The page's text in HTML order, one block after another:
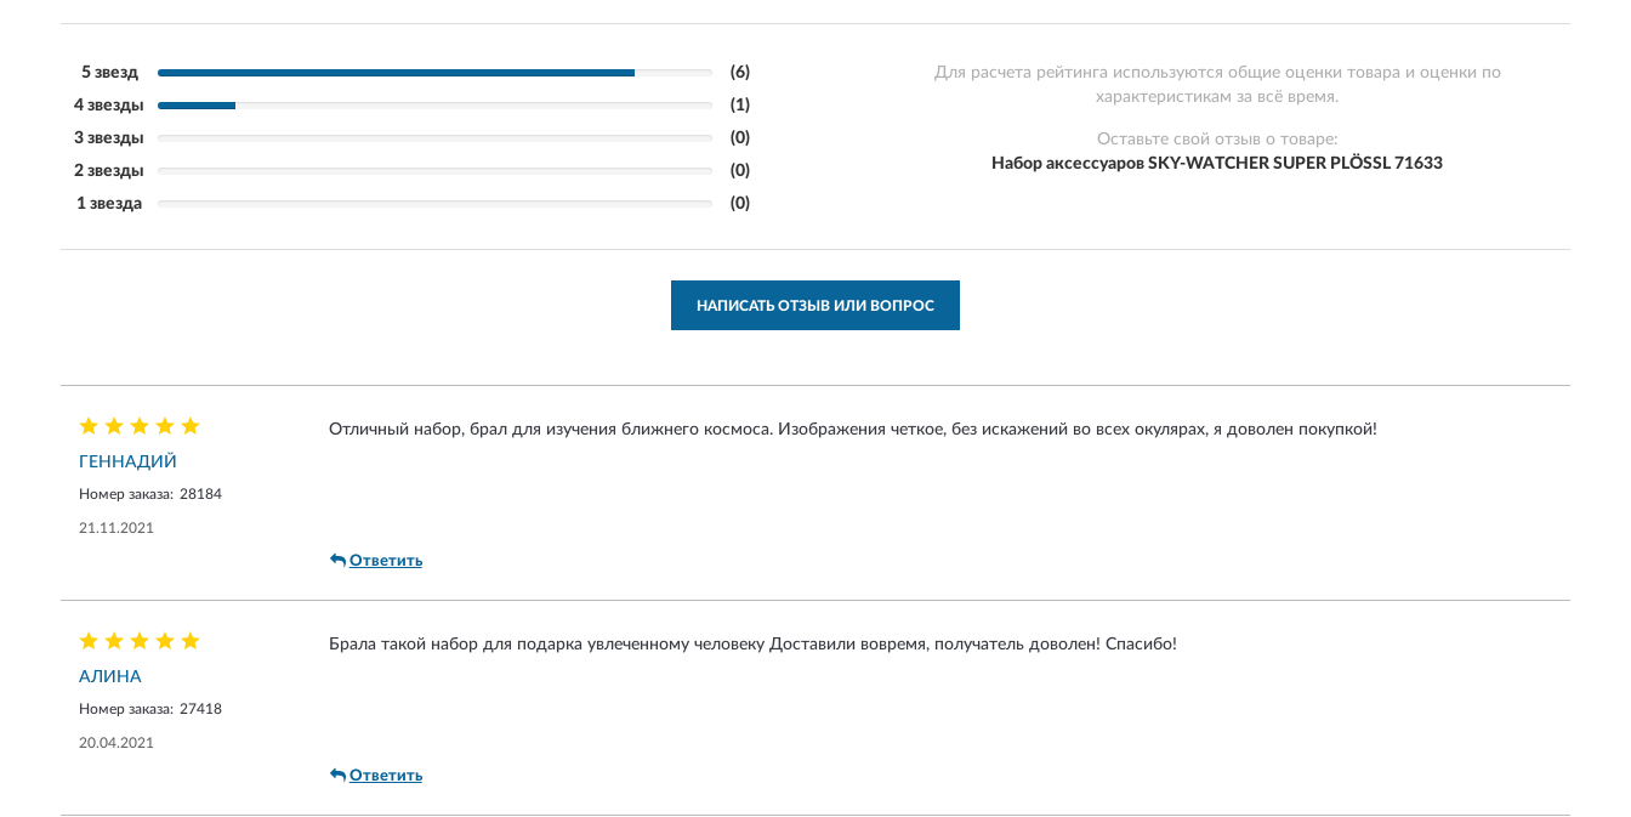
5 звезд
(6)
4 звезды
(1)
3 звезды
(0)
2 звезды
(0)
1 звезда
(0)
Для расчета рейтинга используются общие оценки товара и оценки по
характеристикам за всё время.
Оставьте свой отзыв о товаре:
Набор аксессуаров SKY-WATCHER SUPER PLÖSSL 71633
НАПИСАТЬ ОТЗЫВ ИЛИ ВОПРОС
ГЕННАДИЙ
Номер заказа: 28184
21.11.2021
Отличный набор, брал для изучения ближнего космоса. Изображения четкое, без искажений во всех окулярах, я доволен покупкой!
Ответить
АЛИНА
Номер заказа: 27418
20.04.2021
Брала такой набор для подарка увлеченному человеку Доставили вовремя, получатель доволен! Спасибо!
Ответить